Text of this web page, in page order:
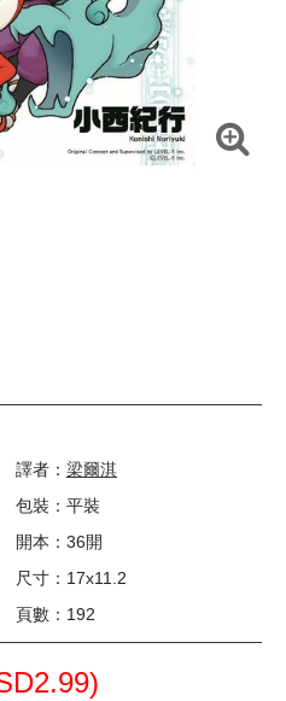
譯者： 梁爾淇
包裝：平裝
開本：36開
尺寸：17x11.2
頁數：192
2.99)